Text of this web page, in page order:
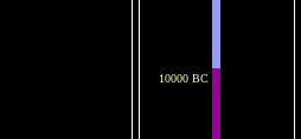
10000 BC